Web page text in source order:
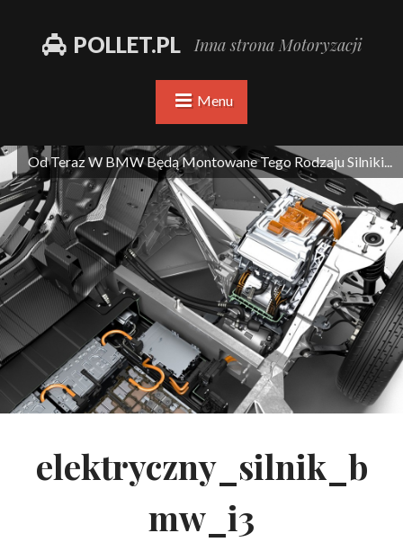
POLLET.PL Inna strona Motoryzacji
Menu
Od Teraz W BMW Będą Montowane Tego Rodzaju Silniki...
elektryczny_silnik_b
mw_i3